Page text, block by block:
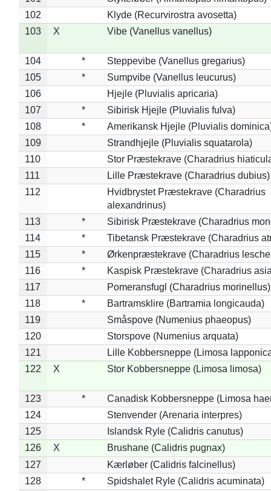
102
Klyde (Recurvirostra avosetta)
103
X Vibe (Vanellus vanellus)
104 *
Steppevibe (Vanellus gregarius)
105
*
Sumpvibe (Vanellus leucurus)
106
Hjejle (Pluvialis apricaria)
107
*
Sibirisk Hjejle (Pluvialis fulva)
108
*
Amerikansk Hjejle (Pluvialis
109
Strandhjejle (Pluvialis squatarola)
110
Stor Præstekrave (Charadrius
111
Lille Præstekrave (Charadrius dubius)
112
Hvidbrystet Præstekrave (Charadrius
alexandrinus)
113
*
Sibirisk Præstekrave (Charadrius
114
*
Tibetansk Præstekrave (Charadrius
115
*
Ørkenpræstekrave (Charadrius
116
*
Kaspisk Præstekrave (Charadrius
117
Pomeransfugl (Charadrius morinellus)
118
*
Bartramsklire (Bartramia longicauda)
119
Småspove (Numenius phaeopus)
120
Storspove (Numenius arquata)
121
Lille Kobbersneppe (Limosa
122
X Stor Kobbersneppe (Limosa limosa)
123 *
Canadisk Kobbersneppe (Limosa
124
Stenvender (Arenaria interpres)
125
Islandsk Ryle (Calidris canutus)
126
X
Brushane (Calidris pugnax)
127
Kærløber (Calidris falcinellus)
128
*
Spidshalet Ryle (Calidris acuminata)